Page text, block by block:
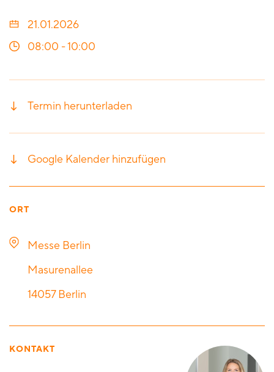
21.01.2026
08:00 -10:00
Termin herunterladen
Google Kalender hinzufügen
ORT
Messe Berlin
Masurenallee
14057 Berlin
KONTAKT